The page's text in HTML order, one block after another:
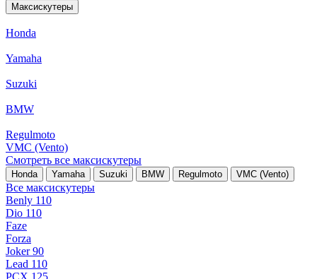
Максискутеры
Honda
Yamaha
Suzuki
BMW
Regulmoto
VMC (Vento)
Смотреть все максискутеры
Honda Yamaha Suzuki BMW Regulmoto VMC (Vento)
Все максискутеры
Benly 110
Dio 110
Faze
Forza
Joker 90
Lead 110